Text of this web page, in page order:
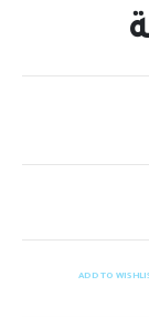
ADD TO